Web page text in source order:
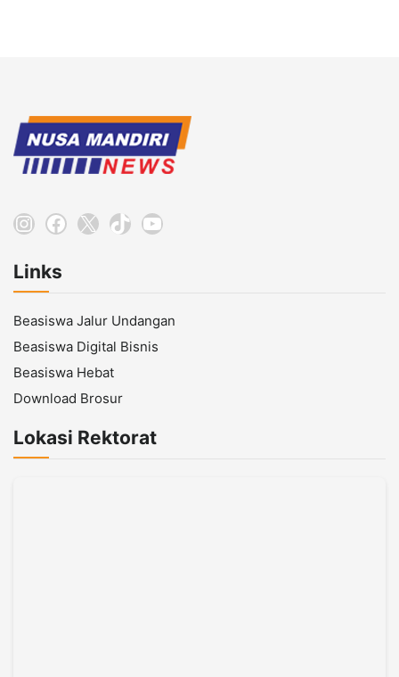
Instagram
Facebook
X TikTokYouTube
Links
Beasiswa Jalur Undangan
Beasiswa Digital Bisnis
Beasiswa Hebat
Download Brosur
Lokasi Rektorat